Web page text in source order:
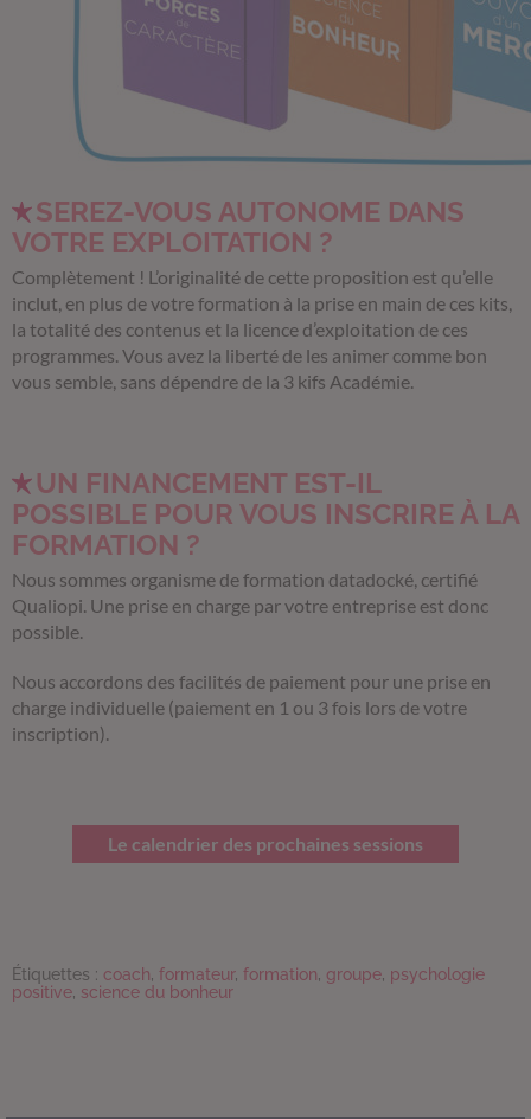
SEREZ-VOUS AUTONOME DANS
VOTRE EXPLOITATION ?
Complètement ! L’originalité de cette proposition est qu’elle
inclut, en plus de votre formation à la prise en main de ces kits,
la totalité des contenus et la licence d’exploitation de ces
programmes. Vous avez la liberté de les animer comme bon
vous semble, sans dépendre de la 3 kifs Académie.
UN FINANCEMENT EST-IL
POSSIBLE POUR VOUS INSCRIRE À LA
FORMATION ?
Nous sommes organisme de formation datadocké, certifié
Qualiopi. Une prise en charge par votre entreprise est donc
possible.
Nous accordons des facilités de paiement pour une prise en
charge individuelle (paiement en 1 ou 3 fois lors de votre
inscription).
Le calendrier des prochaines sessions
Étiquettes : coach, formateur, formation, groupe, psychologie
positive, science du bonheur